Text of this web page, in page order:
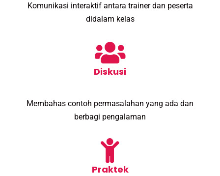
Komunikasi interaktif antara trainer dan peserta
didalam kelas
Diskusi
Membahas contoh permasalahan yang ada dan
berbagi pengalaman
Praktek